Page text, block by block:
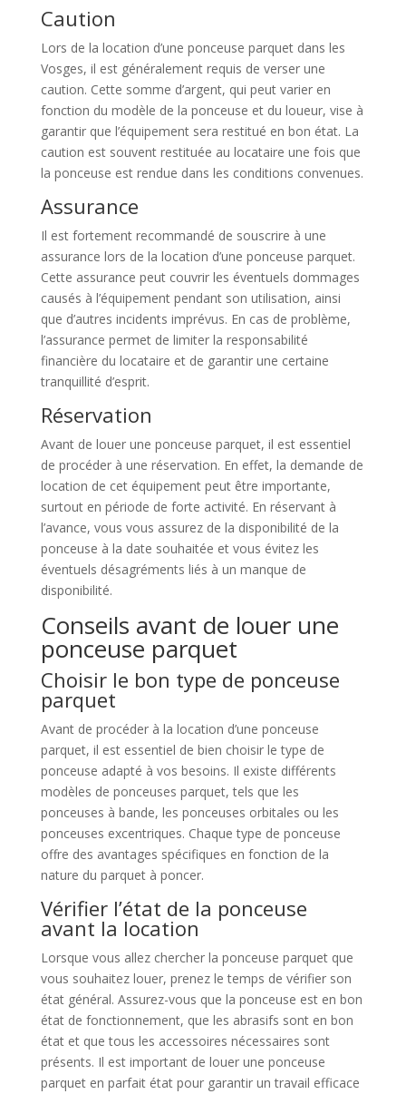
Caution
Lors de la location d’une ponceuse parquet dans les
Vosges, il est généralement requis de verser une
caution. Cette somme d’argent, qui peut varier en
fonction du modèle de la ponceuse et du loueur, vise à
garantir que l’équipement sera restitué en bon état. La
caution est souvent restituée au locataire une fois que
la ponceuse est rendue dans les conditions convenues.
Assurance
Il est fortement recommandé de souscrire à une
assurance lors de la location d’une ponceuse parquet.
Cette assurance peut couvrir les éventuels dommages
causés à l’équipement pendant son utilisation, ainsi
que d’autres incidents imprévus. En cas de problème,
l’assurance permet de limiter la responsabilité
financière du locataire et de garantir une certaine
tranquillité d’esprit.
Réservation
Avant de louer une ponceuse parquet, il est essentiel
de procéder à une réservation. En effet, la demande de
location de cet équipement peut être importante,
surtout en période de forte activité. En réservant à
l’avance, vous vous assurez de la disponibilité de la
ponceuse à la date souhaitée et vous évitez les
éventuels désagréments liés à un manque de
disponibilité.
Conseils avant de louer une
ponceuse parquet
Choisir le bon type de ponceuse
parquet
Avant de procéder à la location d’une ponceuse
parquet, il est essentiel de bien choisir le type de
ponceuse adapté à vos besoins. Il existe différents
modèles de ponceuses parquet, tels que les
ponceuses à bande, les ponceuses orbitales ou les
ponceuses excentriques. Chaque type de ponceuse
offre des avantages spécifiques en fonction de la
nature du parquet à poncer.
Vérifier l’état de la ponceuse
avant la location
Lorsque vous allez chercher la ponceuse parquet que
vous souhaitez louer, prenez le temps de vérifier son
état général. Assurez-vous que la ponceuse est en bon
état de fonctionnement, que les abrasifs sont en bon
état et que tous les accessoires nécessaires sont
présents. Il est important de louer une ponceuse
parquet en parfait état pour garantir un travail efficace